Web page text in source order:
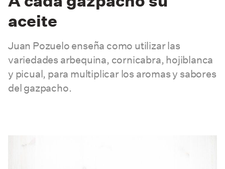
aceite
Juan Pozuelo enseña como utilizar las
variedades arbequina, cornicabra, hojiblanca
y picual, para multiplicar los aromas y sabores
del gazpacho.